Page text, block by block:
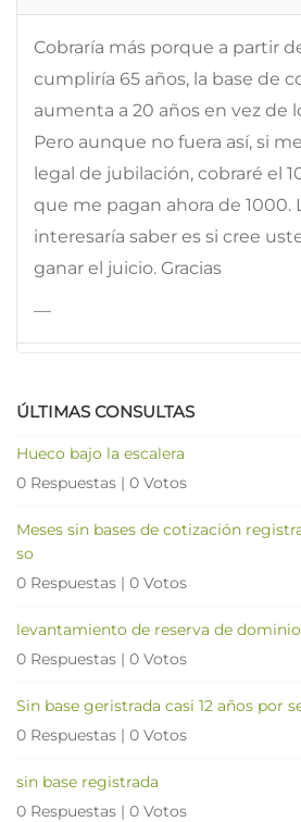
Cobraría más porque a partir
cumpliría 65 años, la base de
aumenta a 20 años en vez de
Pero aunque no fuera así, si
legal de jubilación, cobraré el
que me pagan ahora de
interesaría saber es si cree
ganar el juicio. Gracias
—
ÚLTIMAS CONSULTAS
Hueco bajo la escalera
0 Respuestas | 0 Votos
Meses sin bases de cotización
so
0 Respuestas | 0 Votos
levantamiento de reserva de dominio
0 Respuestas | 0 Votos
Sin base geristrada casi 12 años por
0 Respuestas | 0 Votos
sin base registrada
0 Respuestas | 0 Votos